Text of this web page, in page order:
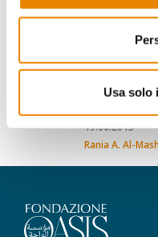
Usa solo
generato
Ma la
la
crollo delle
estere e la
PIL restano
19.06.2013
Rania A. Al-
Carica